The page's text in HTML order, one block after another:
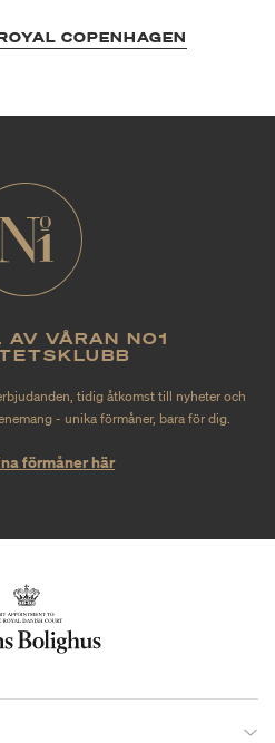
COPENHAGEN
VÅRAN NO1
tidig åtkomst till nyheter och
- unika förmåner, bara för dig.
förmåner här